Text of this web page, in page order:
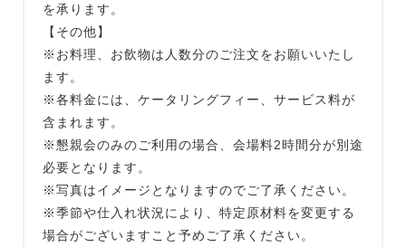
を承ります。
【その他】
※お料理、お飲物は人数分のご注文をお願いいたし
ます。
※各料金には、ケータリングフィー、サービス料が
含まれます。
※懇親会のみのご利用の場合、会場料2時間分が別途
必要となります。
※写真はイメージとなりますのでご了承ください。
※季節や仕入れ状況により、特定原材料を変更する
場合がございますこと予めご了承ください。